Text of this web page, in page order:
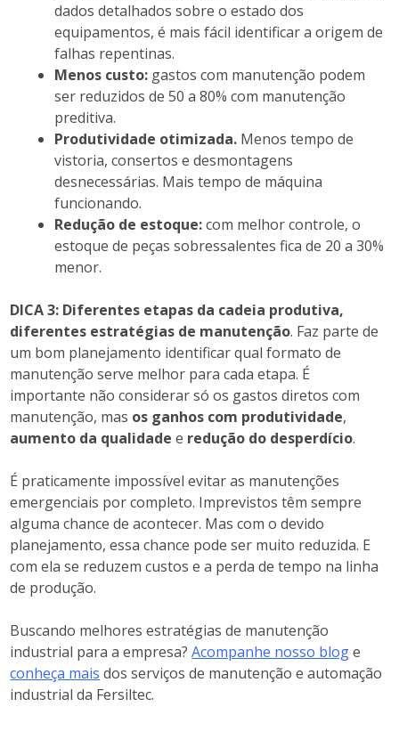
dados detalhados sobre o estado dos
equipamentos, é mais fácil identificar a origem de
falhas repentinas.
Menos custo: gastos com manutenção podem
ser reduzidos de 50 a 80% com manutenção
preditiva.
Produtividade otimizada. Menos tempo de
vistoria, consertos e desmontagens
desnecessárias. Mais tempo de máquina
funcionando.
Redução de estoque:com melhor controle, o
estoque de peças sobressalentes fica de 20 a 30%
menor.
DICA 3: Diferentes etapas da cadeia produtiva,
diferentes estratégias de manutenção. Faz parte de
um bom planejamento identificar qual formato de
manutenção serve melhor para cada etapa. É
importante não considerar só os gastos diretos com
manutenção, mas os ganhos com produtividade,
aumento da qualidade e redução do desperdício.
É praticamente impossível evitar as manutenções
emergenciais por completo. Imprevistos têm sempre
alguma chance de acontecer. Mas com o devido
planejamento, essa chance pode ser muito reduzida. E
com ela se reduzem custos e a perda de tempo na linha
de produção.
Buscando melhores estratégias de manutenção
industrial para a empresa?Acompanhe nosso bloge
conheça mais dos serviços de manutenção e automação
industrial da Fersiltec.